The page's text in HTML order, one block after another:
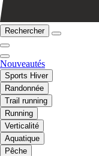
Rechercher
Nouveautés
Sports Hiver
Randonnée
Trail running
Running
Verticalité
Aquatique
Pêche